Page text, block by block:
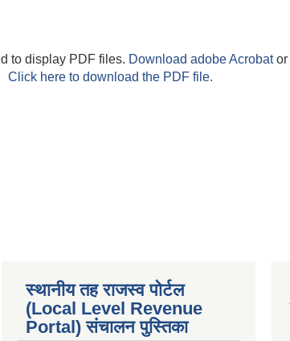
to display PDF files. Download adobe Acrobator
Click here to download the PDF file.
स्थानीय तह राजस्व पोर्टल
(Local Level Revenue
Portal) संचालन पुस्तिका